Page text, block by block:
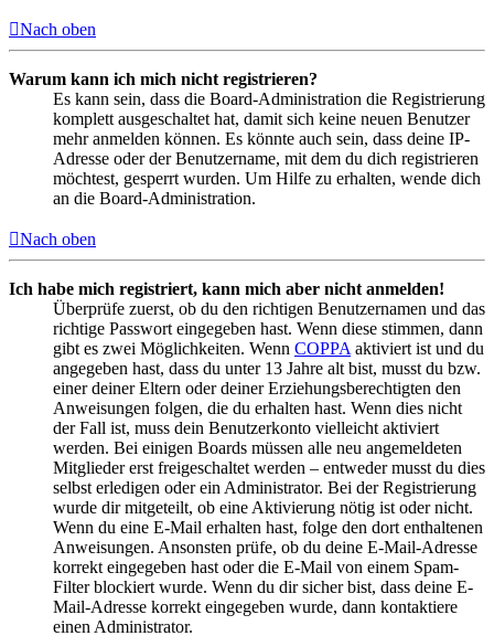
Nach oben
Warum kann ich mich nicht registrieren?
Es kann sein, dass die Board-Administration die Registrierung
komplett ausgeschaltet hat, damit sich keine neuen Benutzer
mehr anmelden können. Es könnte auch sein, dass deine IP-
Adresse oder der Benutzername, mit dem du dich registrieren
möchtest, gesperrt wurden. Um Hilfe zu erhalten, wende dich
an die Board-Administration.
Nach oben
Ich habe mich registriert, kann mich aber nicht anmelden!
Überprüfe zuerst, ob du den richtigen Benutzernamen und das
richtige Passwort eingegeben hast. Wenn diese stimmen, dann
gibt es zwei Möglichkeiten. Wenn COPPA aktiviert ist und du
angegeben hast, dass du unter 13 Jahre alt bist, musst du bzw.
einer deiner Eltern oder deiner Erziehungsberechtigten den
Anweisungen folgen, die du erhalten hast. Wenn dies nicht
der Fall ist, muss dein Benutzerkonto vielleicht aktiviert
werden. Bei einigen Boards müssen alle neu angemeldeten
Mitglieder erst freigeschaltet werden – entweder musst du dies
selbst erledigen oder ein Administrator. Bei der Registrierung
wurde dir mitgeteilt, ob eine Aktivierung nötig ist oder nicht.
Wenn du eine E-Mail erhalten hast, folge den dort enthaltenen
Anweisungen. Ansonsten prüfe, ob du deine E-Mail-Adresse
korrekt eingegeben hast oder die E-Mail von einem Spam-
Filter blockiert wurde. Wenn du dir sicher bist, dass deine E-
Mail-Adresse korrekt eingegeben wurde, dann kontaktiere
einen Administrator.